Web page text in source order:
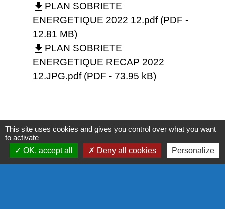
file_download PLAN SOBRIETE
ENERGETIQUE 2022 12.pdf (PDF -
12.81 MB)
file_download PLAN SOBRIETE
ENERGETIQUE RECAP 2022
12.JPG.pdf (PDF - 73.95 kB)
This site uses cookies and gives you control over what you want
to activate
OK, accept all
Deny all cookies Personalize